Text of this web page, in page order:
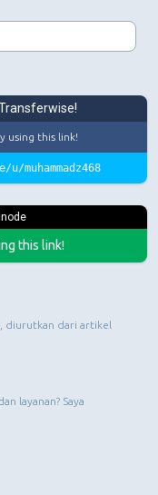
using this link!
this link!
diurutkan dari artikel
layanan? Saya